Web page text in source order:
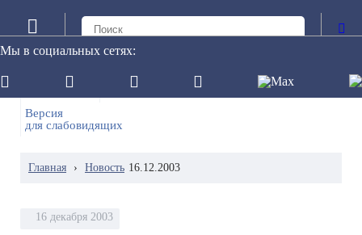
Мы в социальных сетях:
трансляция
Обращение в редакцию
сетевого издания
Версия
для слабовидящих
Главная › Новость 16.12.2003
16 декабря 2003